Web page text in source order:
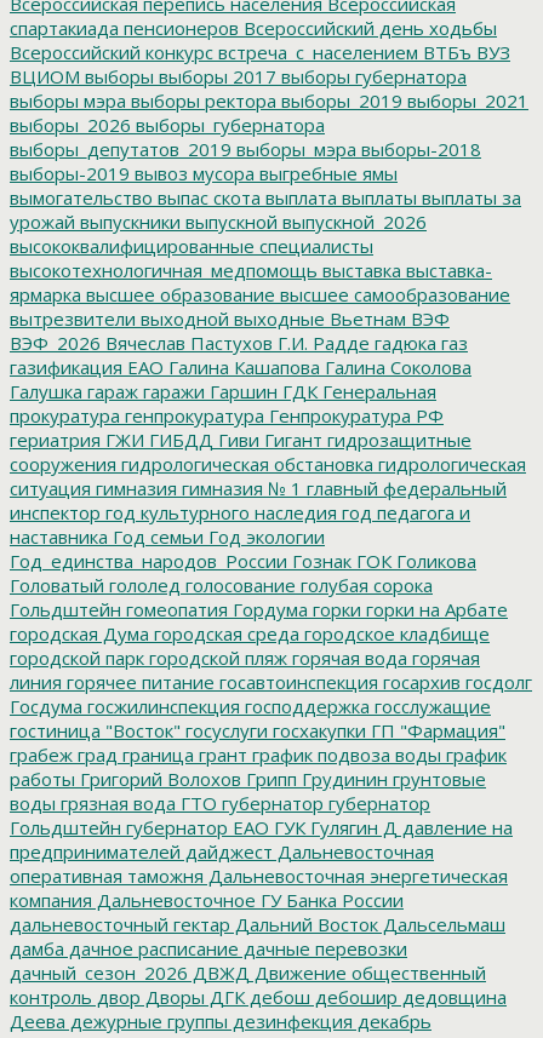
спартакиада пенсионеров Всероссийский день ходьбы
Всероссийский конкурс встреча_с_населением ВТБъ ВУЗ
ВЦИОМ выборы выборы 2017 выборы губернатора
выборы мэра выборы ректора выборы_2019 выборы_2021
выборы_2026 выборы_губернатора
выборы_депутатов_2019 выборы_мэра выборы-2018
выборы-2019 вывоз мусора выгребные ямы
вымогательство выпас скота выплата выплаты выплаты за
урожай выпускники выпускной выпускной_2026
высококвалифицированные специалисты
высокотехнологичная_медпомощь выставка выставка-
ярмарка высшее образование высшее самообразование
вытрезвители выходной выходные Вьетнам ВЭФ
ВЭФ_2026 Вячеслав Пастухов Г.И. Радде гадюка газ
газификация ЕАО Галина Кашапова Галина Соколова
Галушка гараж гаражи Гаршин ГДК Генеральная
прокуратура генпрокуратура Генпрокуратура РФ
гериатрия ГЖИ ГИБДД Гиви Гигант гидрозащитные
сооружения гидрологическая обстановка гидрологическая
ситуация гимназия гимназия № 1 главный федеральный
инспектор год культурного наследия год педагога и
наставника Год семьи Год экологии
Год_единства_народов_России Гознак ГОК Голикова
Головатый гололед голосование голубая сорока
Гольдштейн гомеопатия Гордума горки горки на Арбате
городская Дума городская среда городское кладбище
городской парк городской пляж горячая вода горячая
линия горячее питание госавтоинспекция госархив госдолг
Госдума госжилинспекция господдержка госслужащие
гостиница "Восток" госуслуги госхакупки ГП "Фармация"
грабеж град граница грант график подвоза воды график
работы Григорий Волохов Грипп Грудинин грунтовые
воды грязная вода ГТО губернатор губернатор
Гольдштейн губернатор ЕАО ГУК Гулягин Д давление на
предпринимателей дайджест Дальневосточная
оперативная таможня Дальневосточная энергетическая
компания Дальневосточное ГУ Банка России
дальневосточный гектар Дальний Восток Дальсельмаш
дамба дачное расписание дачные перевозки
дачный_сезон_2026 ДВЖД Движение общественный
контроль двор Дворы ДГК дебош дебошир дедовщина
Деева дежурные группы дезинфекция декабрь